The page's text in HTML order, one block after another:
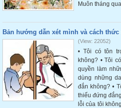
Muôn tháng
Bản hướng dẫn xét mình và cách
(View: 22052)
• Tôi có tôn
không? • Tôi
quyền làm
dùng những
đắn không? •
thiếu đứng
lỗi của tôi